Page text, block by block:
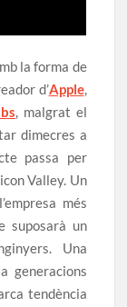
la forma de
d’Apple,
, malgrat el
dimecres a
passa per
Valley. Un
més
suposarà un
Una
generacions
tendència